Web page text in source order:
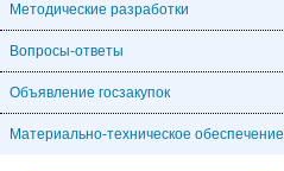
Методические разработки
Вопросы-ответы
Объявление госзакупок
Материально-техническое обеспечение